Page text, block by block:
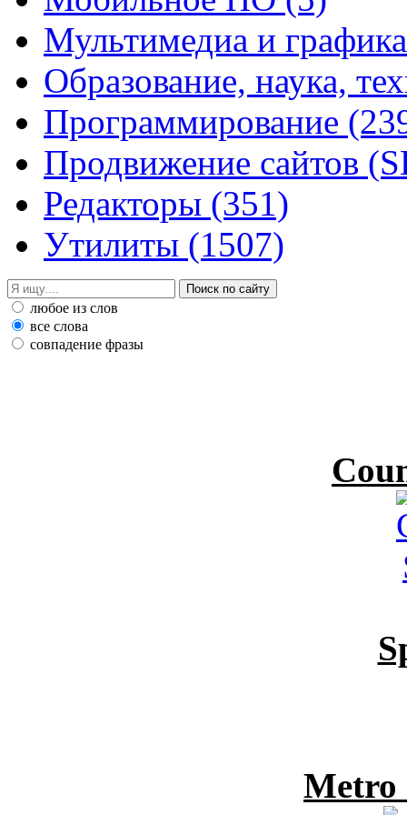
Мультимедиа и
Образование, наука,
Программирование
Продвижение сайтов
Редакторы (351)
Утилиты (1507)
любое из слов
все слова
совпадение фразы
Metro